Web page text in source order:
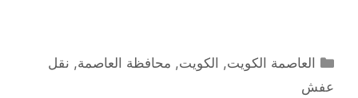
التصنيفات
العاصمة الكويت, الكويت, محافظة العاصمة, نقل
عفش